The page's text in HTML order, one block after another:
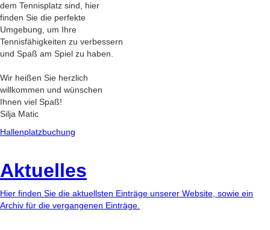
dem Tennisplatz sind, hier
finden Sie die perfekte
Umgebung, um Ihre
Tennisfähigkeiten zu verbessern
und Spaß am Spiel zu haben.
Wir heißen Sie herzlich
willkommen und wünschen
Ihnen viel Spaß!
Silja Matic
Hallenplatzbuchung
Aktuelles
Hier finden Sie die aktuellsten Einträge unserer Website, sowie ein
Archiv für die vergangenen Einträge.